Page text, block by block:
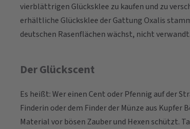
vierblättrigen Glücksklee zu kaufen und zu
erhältliche Glücksklee der Gattung Oxalis
deutschen Rasenflächen wächst, nicht verwandt.
Der Glückscent
Es heißt: Wer einen Cent oder Pfennig auf der
Finderin oder dem Finder der Münze aus Kupfer
Material vor bösen Zauber und Hexen schützt.